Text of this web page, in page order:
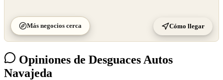
Más negocios cerca Cómo llegar
Opiniones de Desguaces Autos
Navajeda